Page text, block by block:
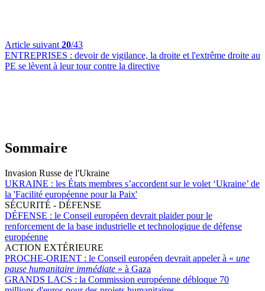
Article suivant 20/43
ENTREPRISES : devoir de vigilance, la droite et l'extrême droite au
PE se lèvent à leur tour contre la directive
Sommaire
Invasion Russe de l'Ukraine
UKRAINE : les États membres s’accordent sur le volet ‘Ukraine’ de
la 'Facilité européenne pour la Paix'
SÉCURITÉ - DÉFENSE
DÉFENSE : le Conseil européen devrait plaider pour le
renforcement de la base industrielle et technologique de défense
européenne
ACTION EXTÉRIEURE
PROCHE-ORIENT : le Conseil européen devrait appeler à « une
pause humanitaire immédiate » à Gaza
GRANDS LACS : la Commission européenne débloque 70